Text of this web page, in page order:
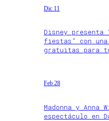
Dic 11
Disney
fiestas” con
gratuitas para
Feb 28
Madonna y Anna
espectáculo en